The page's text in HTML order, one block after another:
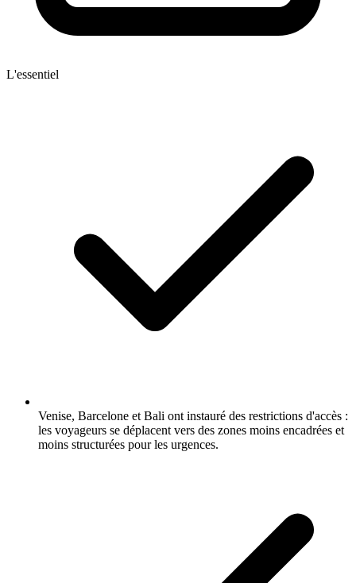
L'essentiel
Venise, Barcelone et Bali ont instauré des restrictions d'accès :
les voyageurs se déplacent vers des zones moins encadrées et
moins structurées pour les urgences.